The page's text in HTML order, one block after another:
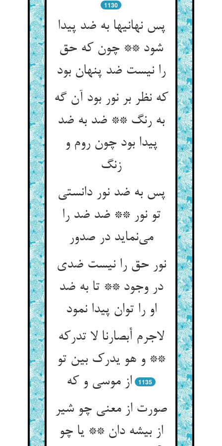
1130
پس نهانیها به ضد پیدا
شود ** چون که حق
را نیست ضد پنهان بود
که نظر بر نور بود آن گه
به رنگ ** ضد به ضد
پیدا بود چون روم و
پس به ضد نور دانستی
تو نور ** ضد ضد را
می‌‌نماید در صدور
نور حق را نیست ضدی
در وجود ** تا به ضد
او را توان پیدا نمود
لاجرم أبصارنا لا تدرکه
** و هو یدرک بین تو
1135
صورت از معنی چو شیر
از بیشه دان ** یا چو